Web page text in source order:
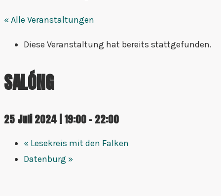
« Alle Veranstaltungen
Diese Veranstaltung hat bereits stattgefunden.
SALÓNG
25 Juli 2024 | 19:00-22:00
« Lesekreis mit den Falken
Datenburg »